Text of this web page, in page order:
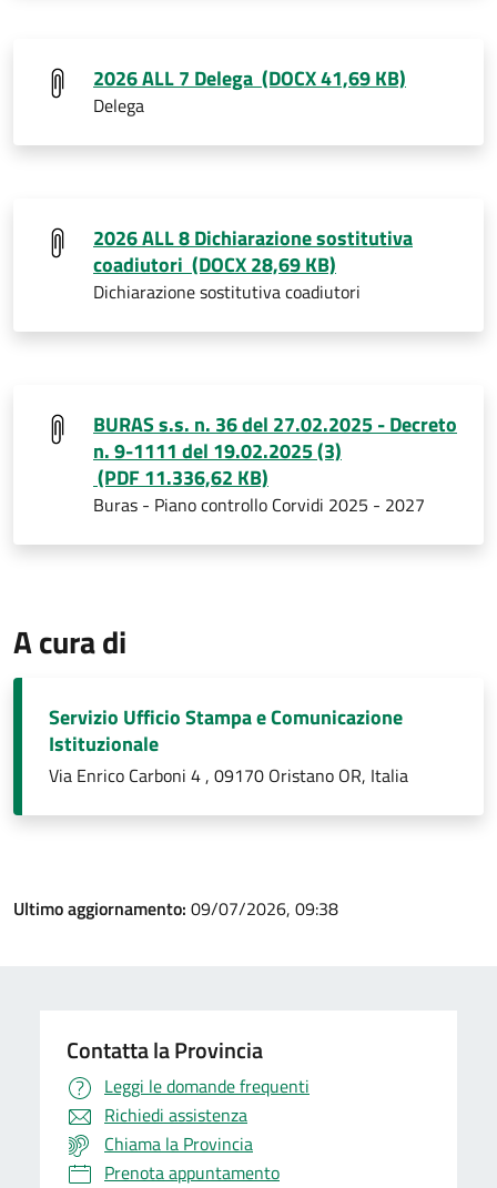
2026 ALL 7 Delega (DOCX 41,69 KB)
Delega
2026 ALL 8 Dichiarazione sostitutiva
coadiutori (DOCX 28,69 KB)
Dichiarazione sostitutiva coadiutori
BURAS s.s. n. 36 del 27.02.2025 - Decreto
n. 9-1111 del 19.02.2025 (3)
(PDF 11.336,62 KB)
Buras - Piano controllo Corvidi 2025 - 2027
A cura di
Servizio Ufficio Stampa e Comunicazione
Istituzionale
Via Enrico Carboni 4 , 09170 Oristano OR, Italia
Ultimo aggiornamento: 09/07/2026, 09:38
Contatta la Provincia
Leggi le domande frequenti
Richiedi assistenza
Chiama la Provincia
Prenota appuntamento